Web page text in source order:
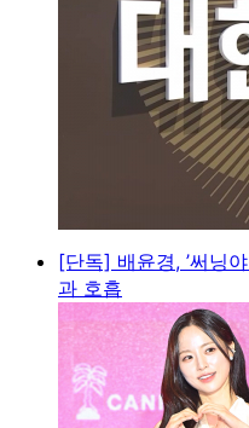
[단독] 배윤경, ’써닝
과 호흡